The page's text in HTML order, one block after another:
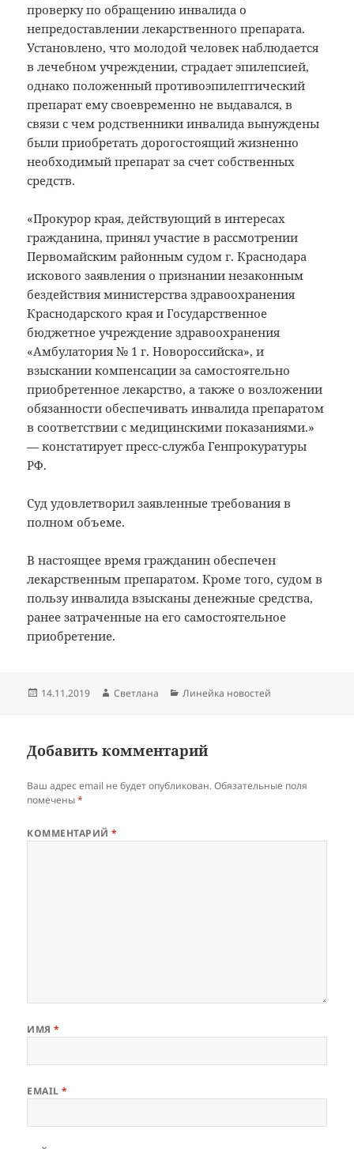
проверку по обращению инвалида о
непредоставлении лекарственного препарата.
Установлено, что молодой человек наблюдается
в лечебном учреждении, страдает эпилепсией,
однако положенный противоэпилептический
препарат ему своевременно не выдавался, в
связи с чем родственники инвалида вынуждены
были приобретать дорогостоящий жизненно
необходимый препарат за счет собственных
средств.
«Прокурор края, действующий в интересах
гражданина, принял участие в рассмотрении
Первомайским районным судом г. Краснодара
искового заявления о признании незаконным
бездействия министерства здравоохранения
Краснодарского края и Государственное
бюджетное учреждение здравоохранения
«Амбулатория № 1 г. Новороссийска», и
взыскании компенсации за самостоятельно
приобретенное лекарство, а также о возложении
обязанности обеспечивать инвалида препаратом
в соответствии с медицинскими показаниями.»
— констатирует пресс-служба Генпрокуратуры
РФ.
Суд удовлетворил заявленные требования в
полном объеме.
В настоящее время гражданин обеспечен
лекарственным препаратом. Кроме того, судом в
пользу инвалида взысканы денежные средства,
ранее затраченные на его самостоятельное
приобретение.
Опубликовано
14.11.2019 Автор
Светлана Рубрики
Линейка новостей
Добавить комментарий
Ваш адрес email не будет опубликован. Обязательные поля
помечены*
КОММЕНТАРИЙ*
ИМЯ*
EMAIL*